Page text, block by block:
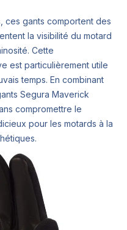
ces gants comportent des
la visibilité du motard
Cette
est particulièrement utile
temps. En combinant
Segura Maverick
compromettre le
pour les motards à la